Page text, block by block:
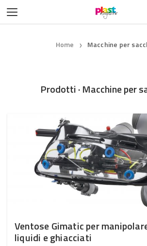
Home ❯ Macchine per
Prodotti · Macchine per
Ventose Gimatic per
liquidi e ghiacciati